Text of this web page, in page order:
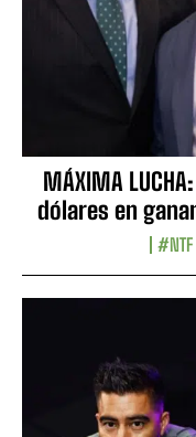
MÁXIMA
dólares en
#NTF